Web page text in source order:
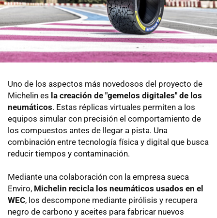
Uno de los aspectos más novedosos del proyecto de
Michelin es la creación de "gemelos digitales" de los
neumáticos. Estas réplicas virtuales permiten a los
equipos simular con precisión el comportamiento de
los compuestos antes de llegar a pista. Una
combinación entre tecnología física y digital que busca
reducir tiempos y contaminación.
Mediante una colaboración con la empresa sueca
Enviro, Michelin recicla los neumáticos usados en el
WEC, los descompone mediante pirólisis y recupera
negro de carbono y aceites para fabricar nuevos